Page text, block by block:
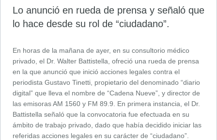
Lo anunció en rueda de prensa y señaló que
lo hace desde su rol de “ciudadano”.
En horas de la mañana de ayer, en su consultorio médico
privado, el Dr. Walter Battistella, ofreció una rueda de prensa
en la que anunció que inició acciones legales contra el
periodista Gustavo Tinetti, propietario del denominado “diario
digital” que lleva el nombre de “Cadena Nueve”, y director de
las emisoras AM 1560 y FM 89.9. En primera instancia, el Dr.
Battistella señaló que la convocatoria fue efectuada en su
ámbito de trabajo privado, dado que había decidido iniciar las
referidas acciones legales en su carácter de “ciudadano”.